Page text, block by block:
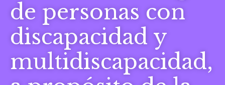
de personas con
discapacidad y
multidiscapacidad,